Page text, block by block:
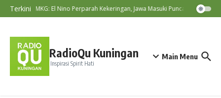
Lewati ke konten
TerkiniBMKG: El Nino Perparah Kekeringan, Jawa Masuki Puncak Musim
RadioQu Kuningan
Inspirasi Spirit Hati
Main Menu